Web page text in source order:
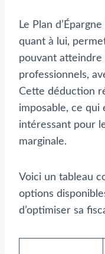
Le Plan
quant à lui,
pouvant atteindre
professionnels,
Cette déduction
imposable, ce
intéressant pour
marginale.
Voici un tableau
options
d’optimiser sa